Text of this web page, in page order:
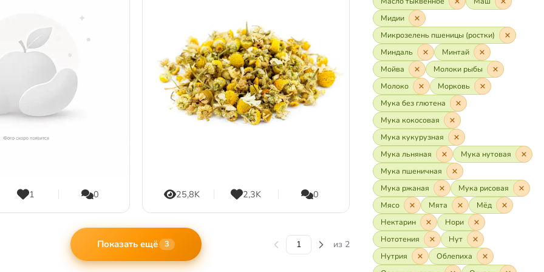
1 0 25,8K 2,3K 0
Показать ещё 3 из 2
Мидии
Микрозелень пшеницы (ростки)
Миндаль
Минтай
Мойва
Молоки рыбы
Молоко
Морковь
Мука без глютена
Мука кокосовая
Мука кукурузная
Мука льняная
Мука нутовая
Мука пшеничная
Мука ржаная
Мука рисовая
Мясо
Мята
Мёд
Нектарин
Нори
Нототения
Нут
Нутрия
Облепиха